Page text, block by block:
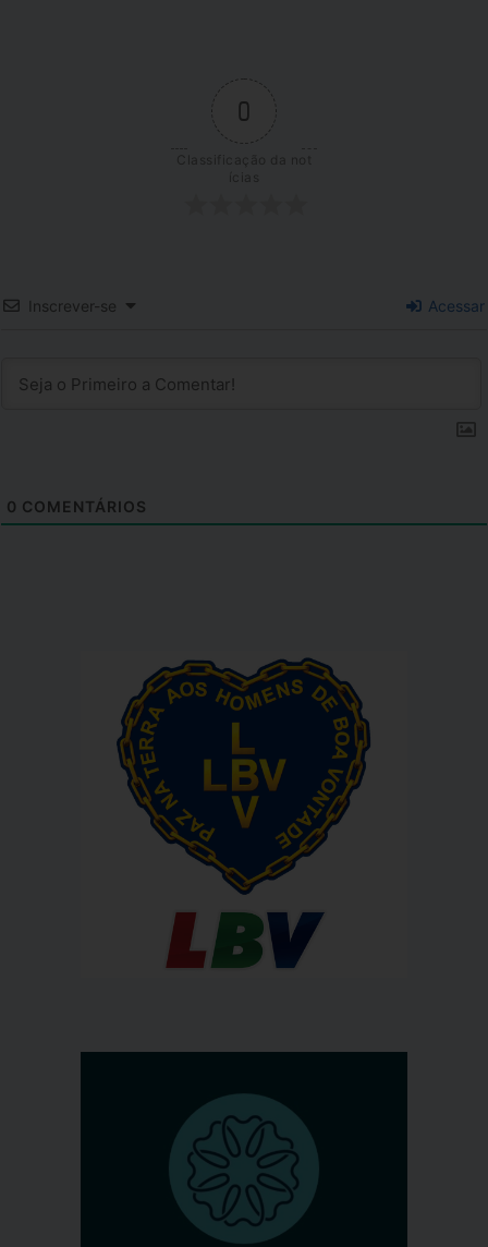
0
Classificação da not
Inscrever-se Acessar
0 COMENTÁRIOS